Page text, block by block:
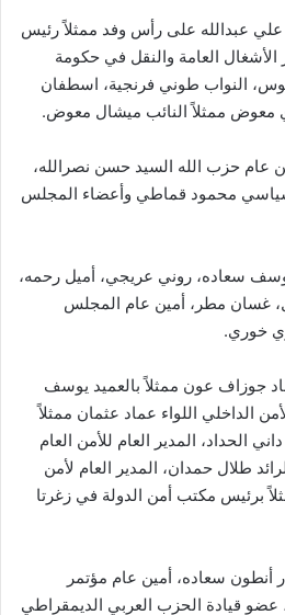
عبدالله على رأس وفد ممثلاً رئيس
العامة والنقل في حكومة
النواب طوني فرنجية، اسطفان
معوض ممثلاً النائب ميشال معوض.
عام حزب الله السيد حسن نصرالله،
محمود قماطي وأعضاء المجلس
يوسف سعاده، روني عريجي، أميل رحمه،
غسان مطر، أمين عام المجلس
خوري.
جوزاف عون ممثلاً بالعميد يوسف
الداخلي اللواء عماد عثمان ممثلاً
الحداد، المدير العام للأمن العام
طلال حمدان، المدير العام لأمن
برئيس مكتب أمن الدولة في زغرتا
أنطون سعاده، أمين عام مؤتمر
عضو قيادة الحزب العربي الديمقراطي